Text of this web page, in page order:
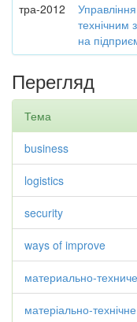
тра-2012
технічним
на
Перегляд
Тема
business
logistics
security
ways of improve
материально-
матеріально-